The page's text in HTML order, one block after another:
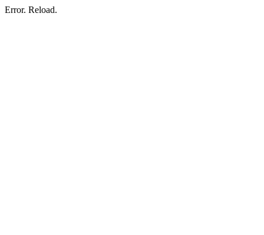
Error. Reload.